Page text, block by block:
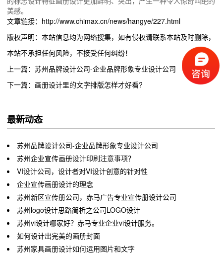
美感。
文章链接：http://www.chimax.cn/news/hangye/227.html
版权声明：本站信息均为网络搜集，如有侵权请联系本站及时删除，
本站不承担任何风险，不接受任何纠纷！
上一篇：苏州品牌设计公司-企业品牌形象专业设计公司
下一篇：画册设计里的文字排版怎样才好看?
最新动态
苏州品牌设计公司-企业品牌形象专业设计公司
苏州企业宣传画册设计印刷注意事项？
VI设计公司，设计者对VI设计创意的针对性
企业宣传画册设计的理念
苏州新区宣传册公司，赤马广告专业宣传册设计公司
苏州logo设计思路简析之公司LOGO设计
苏州vi设计哪家好？赤马专业企业vi设计服务。
如何设计出完美的画册封面
苏州家具画册设计如何运用图片和文字